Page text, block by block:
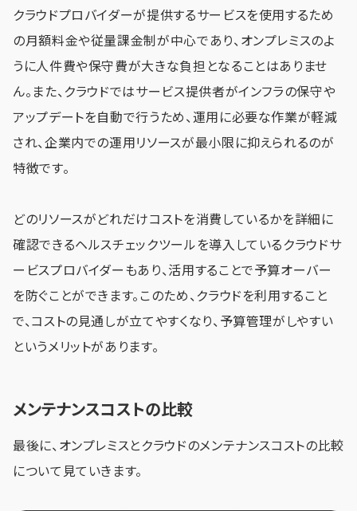
クラウドプロバイダーが提供するサービスを使用するため
の月額料金や従量課金制が中心であり、オンプレミスのよ
うに人件費や保守費が大きな負担となることはありませ
ん。また、クラウドではサービス提供者がインフラの保守や
アップデートを自動で行うため、運用に必要な作業が軽減
され、企業内での運用リソースが最小限に抑えられるのが
特徴です。
どのリソースがどれだけコストを消費しているかを詳細に
確認できるヘルスチェックツールを導入しているクラウドサ
ービスプロバイダーもあり、活用することで予算オーバー
を防ぐことができます。このため、クラウドを利用すること
で、コストの見通しが立てやすくなり、予算管理がしやすい
というメリットがあります。
メンテナンスコストの比較
最後に、オンプレミスとクラウドのメンテナンスコストの比較
について見ていきます。